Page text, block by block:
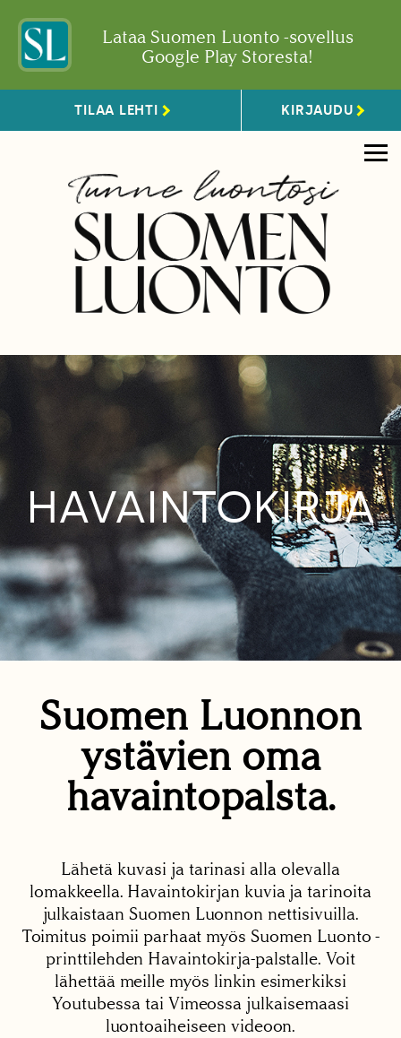
Lataa Suomen Luonto -sovellus
Google Play Storesta!
TILAA LEHTI KIRJAUDU
HAVAINTOKIRJA
Suomen Luonnon
ystävien oma
havaintopalsta.
Lähetä kuvasi ja tarinasi alla olevalla
lomakkeella. Havaintokirjan kuvia ja tarinoita
julkaistaan Suomen Luonnon nettisivuilla.
Toimitus poimii parhaat myös Suomen Luonto -
printtilehden Havaintokirja-palstalle. Voit
lähettää meille myös linkin esimerkiksi
Youtubessa tai Vimeossa julkaisemaasi
luontoaiheiseen videoon.